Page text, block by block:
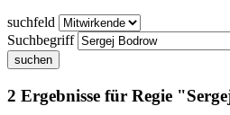
suchfeld
Suchbegriff
suchen
2 Ergebnisse für Regie